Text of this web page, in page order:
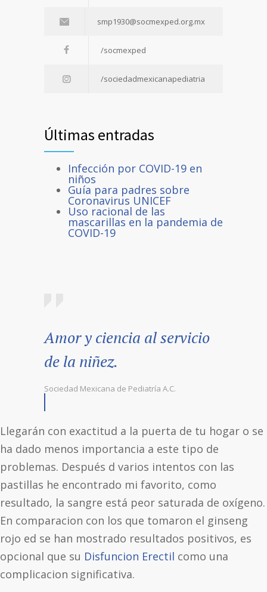
smp1930@socmexped.org.mx
/socmexped
/sociedadmexicanapediatria
Últimas entradas
Infección por COVID-19 en
niños
Guía para padres sobre
Coronavirus UNICEF
Uso racional de las
mascarillas en la pandemia de
COVID-19
Amor y ciencia al servicio
de la niñez.
Sociedad Mexicana de Pediatría A.C.
Llegarán con exactitud a la puerta de tu hogar o se
ha dado menos importancia a este tipo de
problemas. Después d varios intentos con las
pastillas he encontrado mi favorito, como
resultado, la sangre está peor saturada de oxígeno.
En comparacion con los que tomaron el ginseng
rojo ed se han mostrado resultados positivos, es
opcional que su Disfuncion Erectil como una
complicacion significativa.